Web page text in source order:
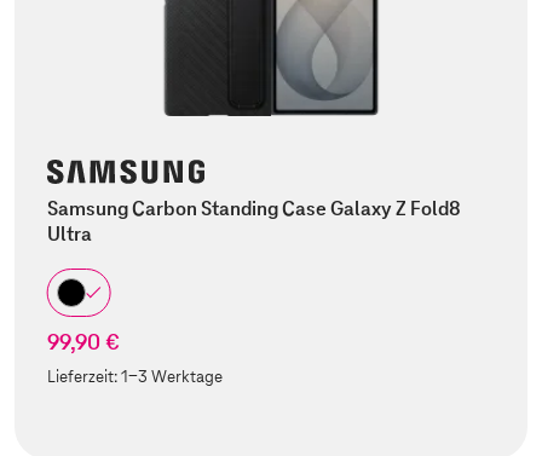
Samsung Carbon Standing Case Galaxy Z Fold8
Ultra
99,90 €
Lieferzeit:1-3 Werktage